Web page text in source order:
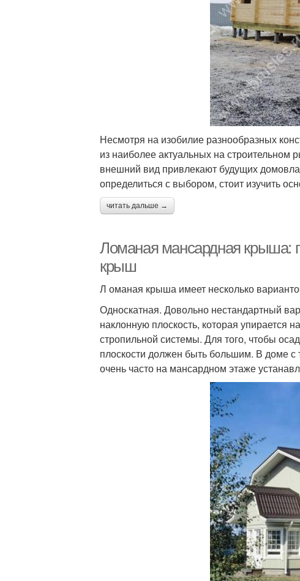
Несмотря на изобилие разнообразных
из наиболее актуальных на строительном
внешний вид привлекают будущих
определиться с выбором, стоит изучить
читать дальше →
Ломаная мансардная крыша:
крыш
Л оманая крыша имеет несколько
Односкатная. Довольно нестандартный
наклонную плоскость, которая упирается
стропильной системы. Для того, чтобы
плоскости должен быть большим. В доме
очень часто на мансардном этаже